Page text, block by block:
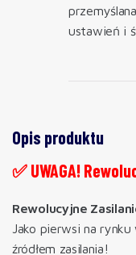
ustawień i
Opis produktu
✅ UWAGA!
Rewolucyjne
Jako pierwsi na
źródłem zasilania!